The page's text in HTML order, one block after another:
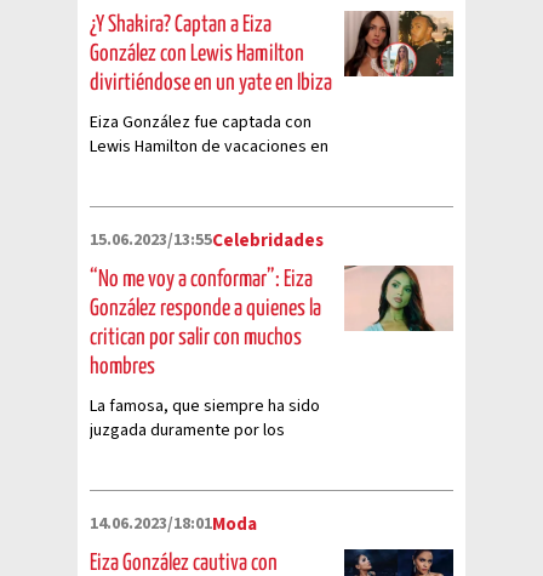
¿Y Shakira? Captan a Eiza
González con Lewis Hamilton
divirtiéndose en un yate en Ibiza
Eiza González fue captada con
Lewis Hamilton de vacaciones en
15.06.2023/13:55Celebridades
“No me voy a conformar”: Eiza
González responde a quienes la
critican por salir con muchos
hombres
La famosa, que siempre ha sido
juzgada duramente por los
14.06.2023/18:01Moda
Eiza González cautiva con